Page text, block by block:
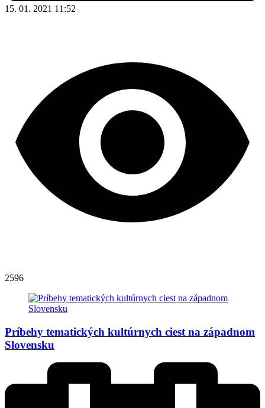
15. 01. 2021 11:52
2596
Príbehy tematických kultúrnych ciest na západnom
Slovensku